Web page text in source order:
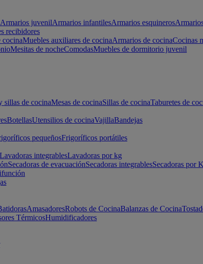
Armarios juvenilArmarios infantilesArmarios esquineros
recibidores
cocinaMuebles auxiliares de cocinaArmarios de cocinaCocinas
Mesitas de nocheComodasMuebles de dormitorio juvenil
sillas de cocinaMesas de cocinaSillas de cocinaTaburetes de
BotellasUtensilios de cocinaVajillaBandejas
pequeñosFrigoríficos portátiles
Lavadoras integrablesLavadoras por kg
Secadoras de evacuaciónSecadoras integrablesSecadoras por
AmasadoresRobots de CocinaBalanzas de Cocina
TérmicosHumidificadores